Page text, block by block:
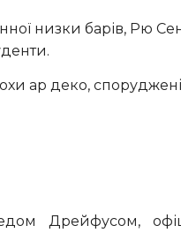
низки барів, Рю
ар деко,